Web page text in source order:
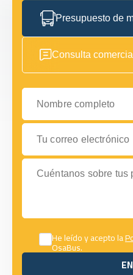
Presupuesto de
Consulta comercial
Nombre completo
Tu correo electrónico
Cuéntanos sobre tus
He leído y acepto la
OsaBus.